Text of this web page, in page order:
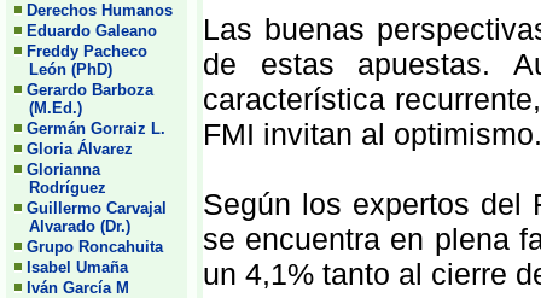
Derechos Humanos
Eduardo Galeano
Freddy Pacheco
León (PhD)
Gerardo Barboza
(M.Ed.)
Germán Gorraiz L.
Gloria Álvarez
Glorianna
Rodríguez
Guillermo Carvajal
Alvarado (Dr.)
Grupo Roncahuita
Isabel Umaña
Iván García M
Las buenas
de estas apuestas.
característica
FMI invitan al optimismo.
Según los expertos del
se encuentra en plena
un 4,1% tanto al cierre